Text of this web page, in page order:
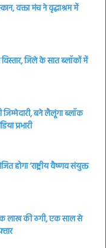
वक्ता मंच ने वृद्धाश्रम में
जिले के सात ब्लॉकों में
जिम्मेदारी, बने लैलूंगा ब्लॉक
प्रभारी
होगा ‘राष्ट्रीय वैष्णव संयुक्त
लाख की ठगी, एक साल से